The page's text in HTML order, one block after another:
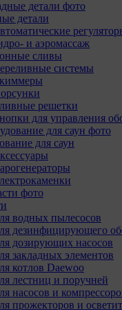
детали
и аэромассаж
сливы
системы
решетки
для управления
для саун
водных пылесосов
дезинфицирующего
дозирующих насосов
закладных элементов
котлов Daewoo
лестниц и поручней
насосов и
прожекторов и